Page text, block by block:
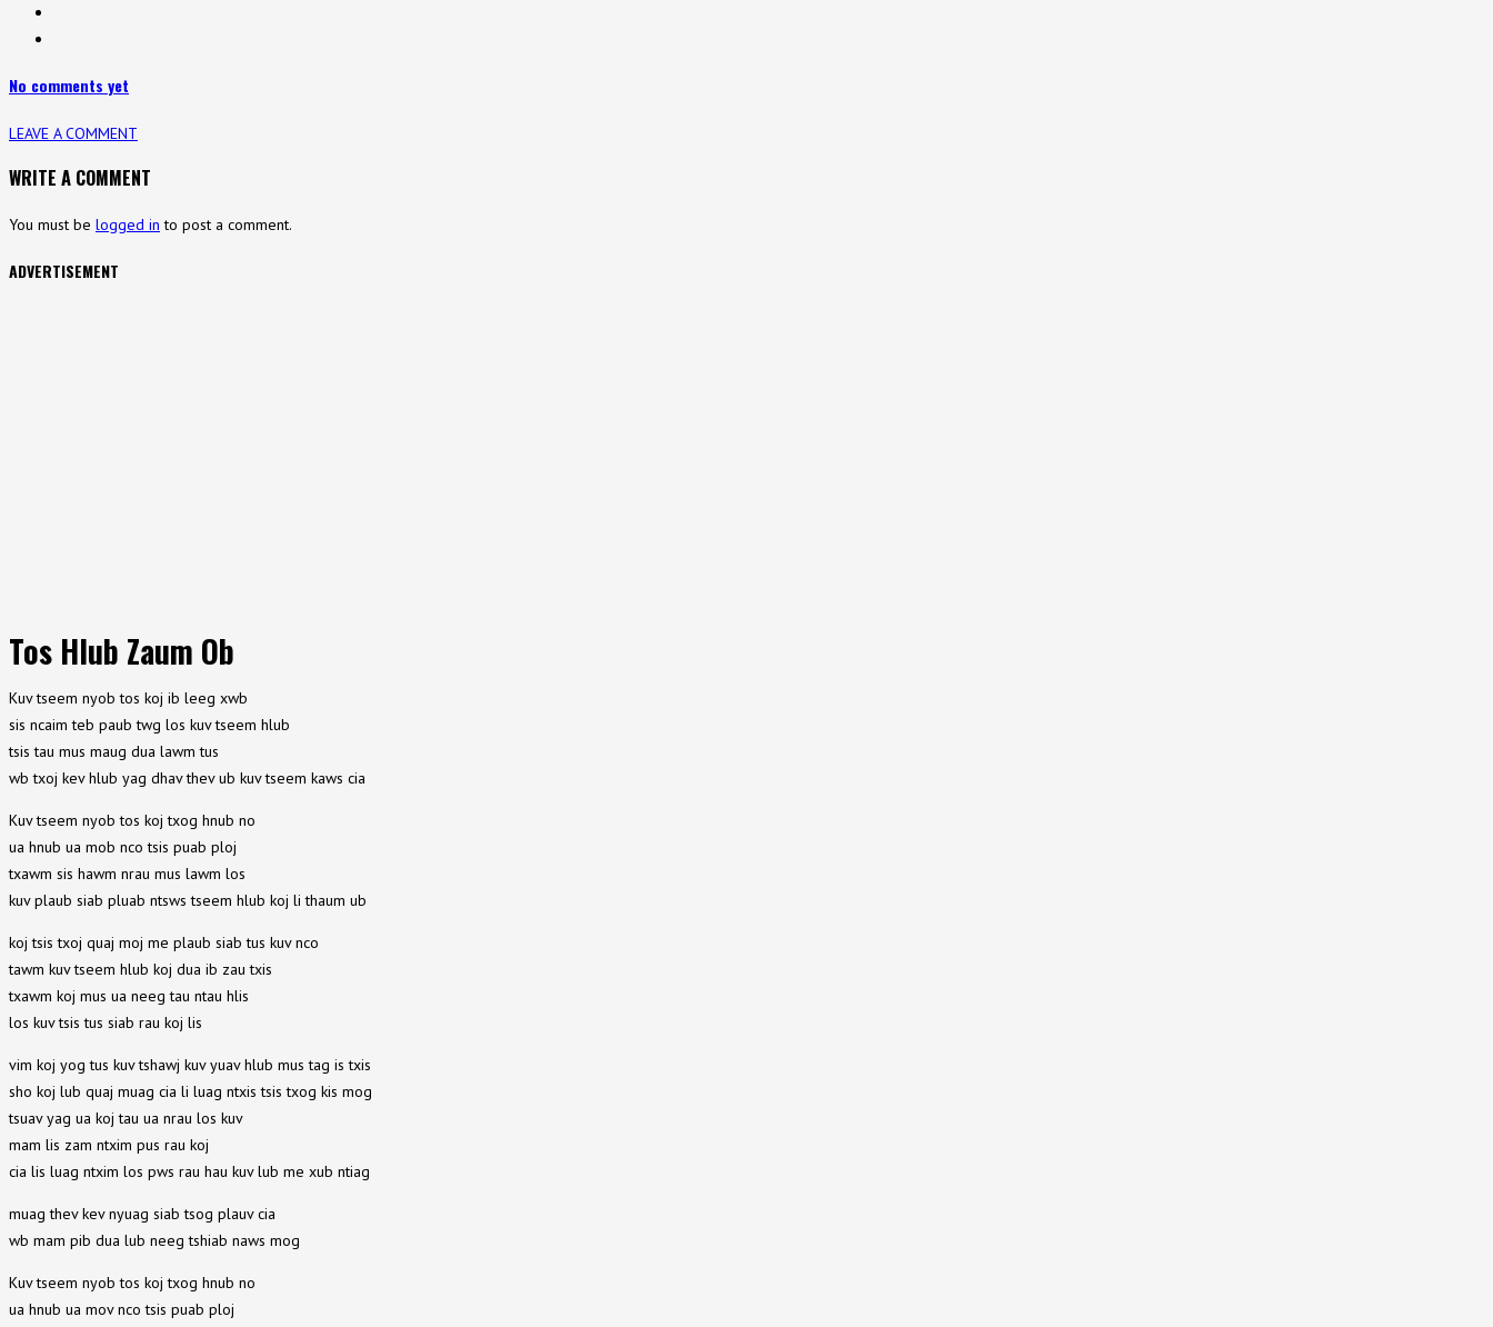
No comments yet
LEAVE A COMMENT
WRITE A COMMENT
You must be logged in to post a comment.
ADVERTISEMENT
Tos Hlub Zaum Ob
Kuv tseem nyob tos koj ib leeg xwb
sis ncaim teb paub twg los kuv tseem hlub
tsis tau mus maug dua lawm tus
wb txoj kev hlub yag dhav thev ub kuv tseem kaws cia
Kuv tseem nyob tos koj txog hnub no
ua hnub ua mob nco tsis puab ploj
txawm sis hawm nrau mus lawm los
kuv plaub siab pluab ntsws tseem hlub koj li thaum ub
koj tsis txoj quaj moj me plaub siab tus kuv nco
tawm kuv tseem hlub koj dua ib zau txis
txawm koj mus ua neeg tau ntau hlis
los kuv tsis tus siab rau koj lis
vim koj yog tus kuv tshawj kuv yuav hlub mus tag is txis
sho koj lub quaj muag cia li luag ntxis tsis txog kis mog
tsuav yag ua koj tau ua nrau los kuv
mam lis zam ntxim pus rau koj
cia lis luag ntxim los pws rau hau kuv lub me xub ntiag
muag thev kev nyuag siab tsog plauv cia
wb mam pib dua lub neeg tshiab naws mog
Kuv tseem nyob tos koj txog hnub no
ua hnub ua mov nco tsis puab ploj